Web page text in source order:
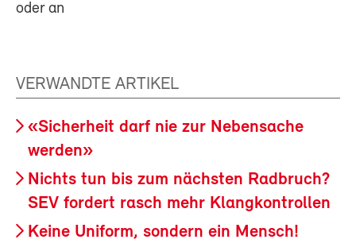
oder an
VERWANDTE ARTIKEL
«Sicherheit darf nie zur Nebensache
werden»
Nichts tun bis zum nächsten Radbruch?
SEV fordert rasch mehr Klangkontrollen
Keine Uniform, sondern ein Mensch!